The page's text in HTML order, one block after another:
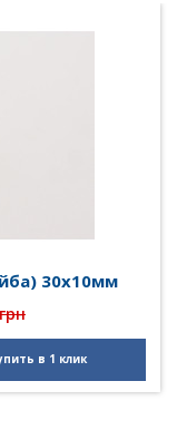
30х10мм
в 1 клик